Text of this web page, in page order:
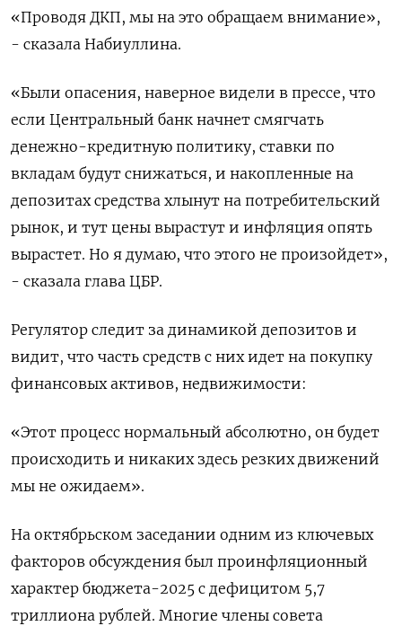
«Проводя ДКП, мы на это обращаем внимание»,
- сказала Набиуллина.
«Были опасения, наверное видели в прессе, что
если Центральный банк начнет смягчать
денежно-кредитную политику, ставки по
вкладам будут снижаться, и накопленные на
депозитах средства хлынут на потребительский
рынок, и тут цены вырастут и инфляция опять
вырастет. Но я думаю, что этого не произойдет»,
- сказала глава ЦБР.
Регулятор следит за динамикой депозитов и
видит, что часть средств с них идет на покупку
финансовых активов, недвижимости:
«Этот процесс нормальный абсолютно, он будет
происходить и никаких здесь резких движений
мы не ожидаем».
На октябрьском заседании одним из ключевых
факторов обсуждения был проинфляционный
характер бюджета-2025 с дефицитом 5,7
триллиона рублей. Многие члены совета